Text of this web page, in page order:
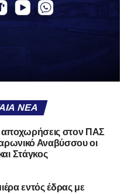
Google Newsγια να
νέα στην Ελλάδα και τον
το lamiara.gr στο
Instagram για να
ΝΈΑ
αποχωρήσεις στον ΠΑΣ
Αναβύσσου οι
Στάγκος
εντός έδρας με